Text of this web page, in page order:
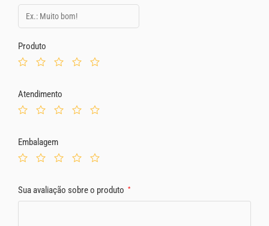
Produto
Atendimento
Embalagem
Sua avaliação sobre o produto *